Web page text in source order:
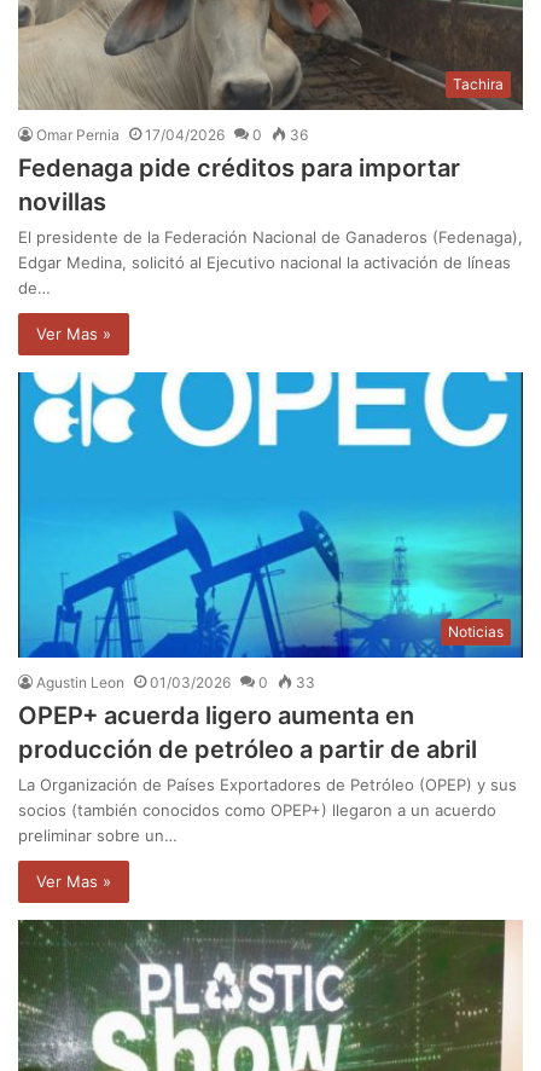
Tachira
Omar Pernia 17/04/2026 0 36
Fedenaga pide créditos para importar
novillas
El presidente de la Federación Nacional de Ganaderos (Fedenaga),
Edgar Medina, solicitó al Ejecutivo nacional la activación de líneas
de…
Ver Mas »
Noticias
Agustin Leon 01/03/2026 0 33
OPEP+ acuerda ligero aumenta en
producción de petróleo a partir de abril
La Organización de Países Exportadores de Petróleo (OPEP) y sus
socios (también conocidos como OPEP+) llegaron a un acuerdo
preliminar sobre un…
Ver Mas »